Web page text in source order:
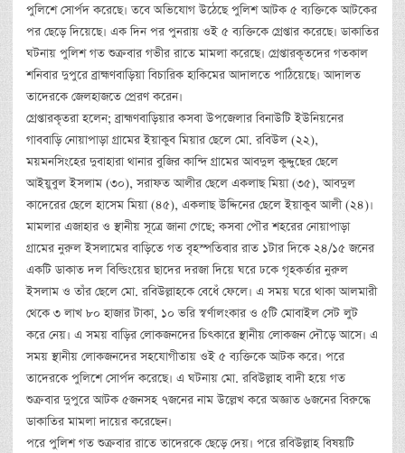
পুলিশে সোর্পদ করেছে। তবে অভিযোগ উঠেছে পুলিশ আটক ৫ ব্যক্তিকে আটকের
পর ছেড়ে দিয়েছে। এক দিন পর পুনরায় ওই ৫ ব্যক্তিকে গ্রেপ্তার করেছে। ডাকাতির
ঘটনায় পুলিশ গত শুক্রবার গভীর রাতে মামলা করেছে। গ্রেপ্তারকৃতদের গতকাল
শনিবার দুপুরে ব্রা‏হ্মণবাড়িয়া বিচারিক হাকিমের আদালতে পাঠিয়েছে। আদালত
তাদেরকে জেলহাজতে প্রেরণ করেন।
গ্রেপ্তারকৃতরা হলেন; ব্রা‏হ্মণবাড়িয়ার কসবা উপজেলার বিনাউটি ইউনিয়নের
গাববাড়ি নোয়াপাড়া গ্রামের ইয়াকুব মিয়ার ছেলে মো. রবিউল (২২),
ময়মনসিংহের দুবাহারা থানার বুজির কান্দি গ্রামের আবদুল কুদ্দুছের ছেলে
আইয়ুবুল ইসলাম (৩০), সরাফত আলীর ছেলে একলাছ মিয়া (৩৫), আবদুল
কাদেরের ছেলে হাসেম মিয়া (৪৫), একলাছ উদ্দিনের ছেলে ইয়াকুব আলী (২৪)।
মামলার এজাহার ও স্থানীয় সূত্রে জানা গেছে; কসবা পৌর শহরের নোয়াপাড়া
গ্রামের নুরুল ইসলামের বাড়িতে গত বৃহস্পতিবার রাত ১টার দিকে ২৪/১৫ জনের
একটি ডাকাত দল বিল্ডিংয়ের ছাদের দরজা দিয়ে ঘরে ঢকে গৃহকর্তার নুরুল
ইসলাম ও তাঁর ছেলে মো. রবিউল্লাহকে বেধেঁ ফেলে। এ সময় ঘরে থাকা আলমারী
থেকে ৩ লাখ ৮০ হাজার টাকা, ১০ ভরি স্বর্ণালংকার ও ৫টি মোবাইল সেট লুট
করে নেয়। এ সময় বাড়ির লোকজনদের চিৎকারে স্থানীয় লোকজন দৌড়ে আসে। এ
সময় স্থানীয় লোকজনদের সহযোগীতায় ওই ৫ ব্যক্তিকে আটক করে। পরে
তাদেরকে পুলিশে সোর্পদ করেছে। এ ঘটনায় মো. রবিউল্লাহ বাদী হয়ে গত
শুক্রবার দুপুরে আটক ৫জনসহ ৭জনের নাম উল্লেখ করে অজ্ঞাত ৬জনের বিরুদ্ধে
ডাকাতির মামলা দায়ের করেছেন।
পরে পুলিশ গত শুক্রবার রাতে তাদেরকে ছেড়ে দেয়। পরে রবিউল্লাহ বিষয়টি